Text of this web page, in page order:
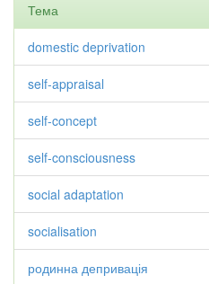
Тема
domestic deprivation
self-appraisal
self-concept
self-consciousness
social adaptation
socialisation
родинна депривація